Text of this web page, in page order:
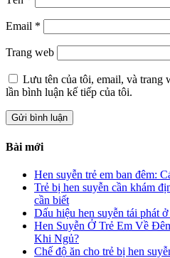
Email *
Trang web
Lưu tên của tôi, email, và trang
lần bình luận kế tiếp của tôi.
Bài mới
Hen suyễn trẻ em ban đêm:
Trẻ bị hen suyễn cần khám
cần biết
Dấu hiệu hen suyễn tái phát
Hen Suyễn Ở Trẻ Em Về
Khi Ngủ?
Chế độ ăn cho trẻ bị hen